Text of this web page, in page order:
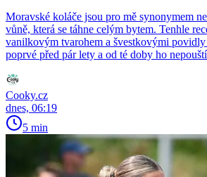
Moravské koláče jsou pro mě synonymem
vůně, která se táhne celým bytem. Tenhle
vanilkovým tvarohem a švestkovými povidly
poprvé před pár lety a od té doby ho
Cooky.cz
dnes, 06:19
5 min